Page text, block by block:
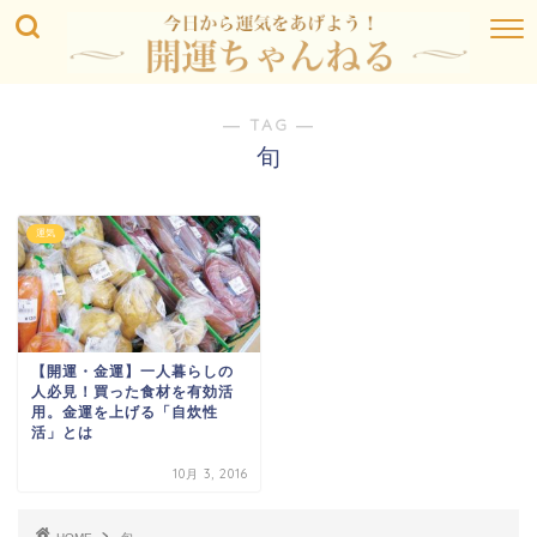
― TAG ―
旬
運気
【開運・金運】一人暮らしの
人必見！買った食材を有効活
用。金運を上げる「自炊性
活」とは
10月 3, 2016